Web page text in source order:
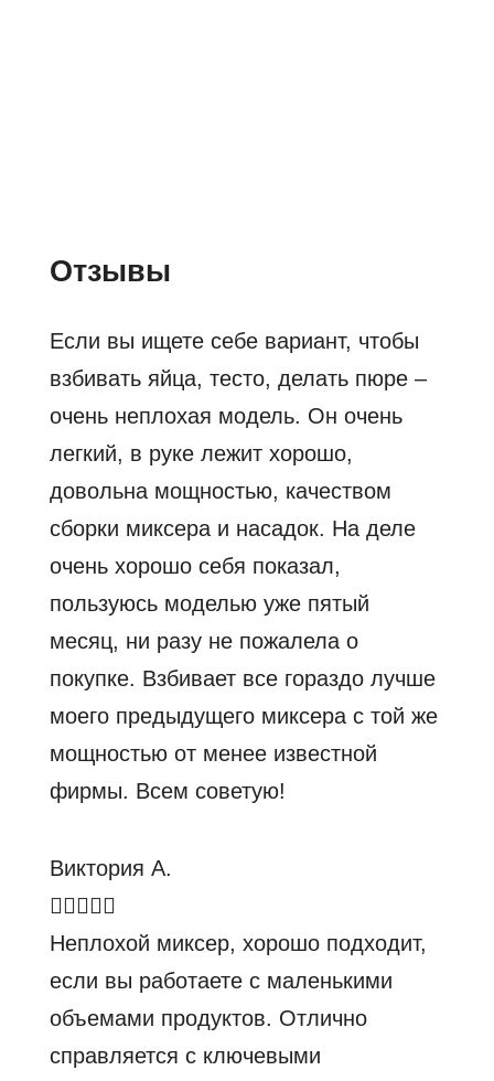
Отзывы
Если вы ищете себе вариант, чтобы
взбивать яйца, тесто, делать пюре –
очень неплохая модель. Он очень
легкий, в руке лежит хорошо,
довольна мощностью, качеством
сборки миксера и насадок. На деле
очень хорошо себя показал,
пользуюсь моделью уже пятый
месяц, ни разу не пожалела о
покупке. Взбивает все гораздо лучше
моего предыдущего миксера с той же
мощностью от менее известной
фирмы. Всем советую!
Виктория А.
Неплохой миксер, хорошо подходит,
если вы работаете с маленькими
объемами продуктов. Отлично
справляется с ключевыми